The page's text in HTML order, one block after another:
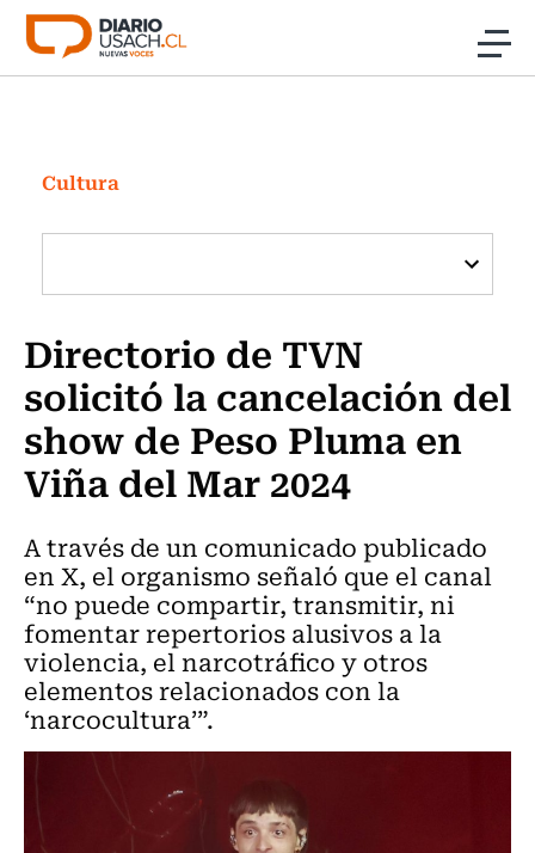
Click acá para ir directamente al contenido
Investigación
Cultura
Programas Radio y TV Usach
Cultura
Directorio de TVN
solicitó la cancelación del
show de Peso Pluma en
Viña del Mar 2024
A través de un comunicado publicado
en X, el organismo señaló que el canal
“no puede compartir, transmitir, ni
fomentar repertorios alusivos a la
violencia, el narcotráfico y otros
elementos relacionados con la
‘narcocultura’”.